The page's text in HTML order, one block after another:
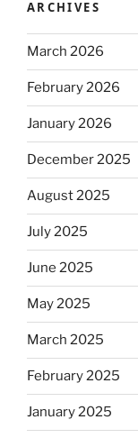
ARCHIVES
March 2026
February 2026
January 2026
December 2025
August 2025
July 2025
June 2025
May 2025
March 2025
February 2025
January 2025